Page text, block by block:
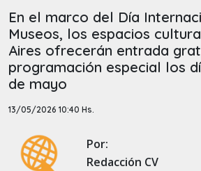
En el marco del Día
Museos, los espacios
Aires ofrecerán entrada
programación especial los
de mayo
13/05/2026 10:40 Hs.
Por:
Redacción CV